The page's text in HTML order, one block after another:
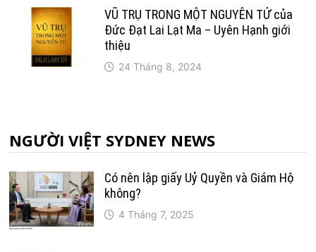
VŨ TRỤ TRONG MỘT NGUYÊN TỬ của
Đức Đạt Lai Lạt Ma – Uyên Hạnh giới
thiệu
24 Tháng 8, 2024
NGƯỜI VIỆT SYDNEY NEWS
Có nên lập giấy Uỷ Quyền và Giám Hộ
không?
4 Tháng 7, 2025